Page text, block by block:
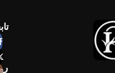
of furniture: both home and
Furniture production